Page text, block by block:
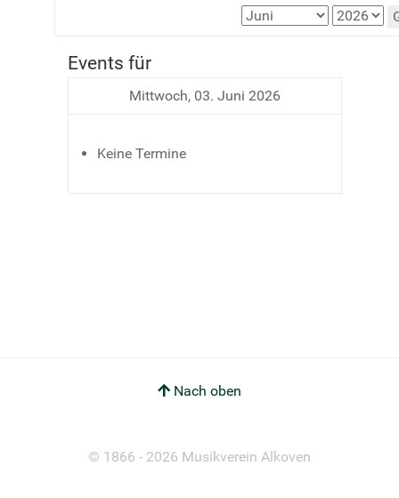
Events für
Mittwoch, 03. Juni 2026
Keine Termine
Nach oben
© 1866 - 2026 Musikverein Alkoven